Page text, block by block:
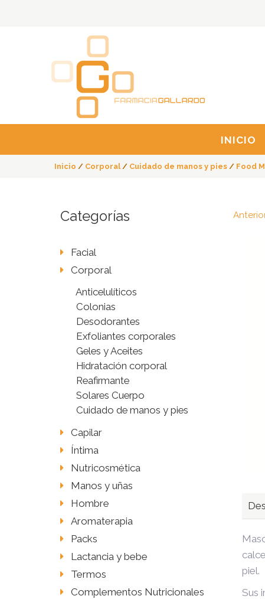
INICIO
Inicio / Corporal / Cuidado de manos y pies / Food
piel.
Sus
Categorías
Facial
Corporal
Anticelulíticos
Colonias
Desodorantes
Exfoliantes corporales
Geles y Aceites
Hidratación corporal
Reafirmante
Solares Cuerpo
Cuidado de manos y pies
Capilar
Íntima
Nutricosmética
Manos y uñas
Hombre
Aromaterapia
Packs
Lactancia y bebe
Termos
Complementos Nutricionales